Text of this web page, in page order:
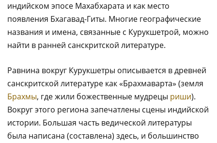
индийском эпосе Махабхарата и как место
появления Бхагавад-Гиты. Многие географические
названия и имена, связанные с Курукшетрой, можно
найти в ранней санскритской литературе.
Равнина вокруг Курукшетры описывается в древней
санскритской литературе как «Брахмаварта» (земля
Брахмы, где жили божественные мудрецы риши).
Вокруг этого региона запечатлены сцены индийской
истории. Большая часть ведической литературы
была написана (составлена) здесь, и большинство